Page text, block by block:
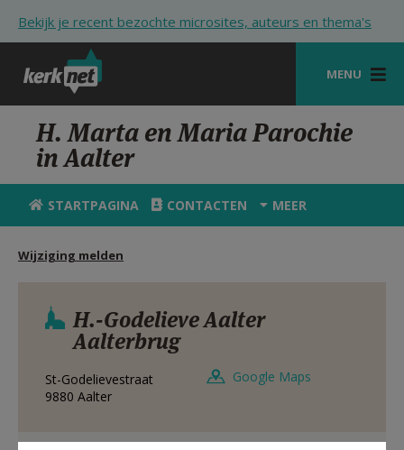
Bekijk je recent bezochte microsites, auteurs en thema's
MENU
STARTPAGINA
KERK
VIERINGEN
HULP
STARTPAGINA PORTAAL
MIJN PAROCHIE
H. Marta en Maria Parochie
in Aalter
STARTPAGINA CONTACTEN MEER
Wijziging melden
H.-Godelieve Aalter
Aalterbrug
St-Godelievestraat
9880 Aalter
Google Maps